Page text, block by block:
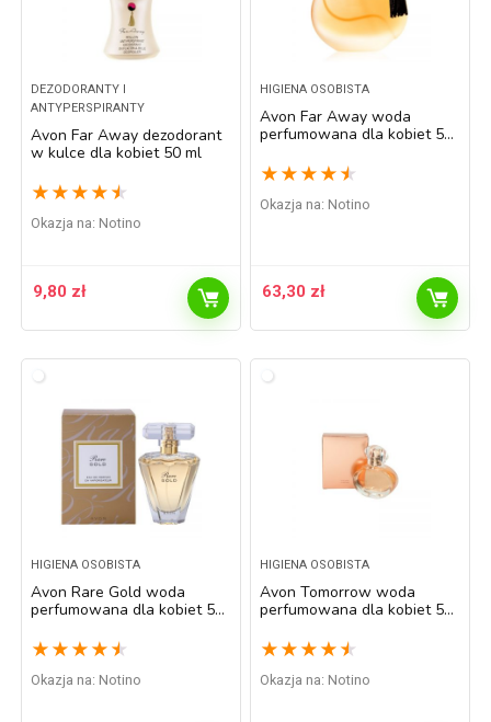
DEZODORANTY I
ANTYPERSPIRANTY
Avon Far Away dezodorant
w kulce dla kobiet 50 ml
★ ★ ★ ★ ★
Okazja na: Notino
9,80 zł
HIGIENA OSOBISTA
Avon Far Away woda
perfumowana dla kobiet 50
★ ★ ★ ★ ★
Okazja na: Notino
63,30 zł
HIGIENA OSOBISTA
Avon Rare Gold woda
perfumowana dla kobiet 50
★ ★ ★ ★ ★
Okazja na: Notino
HIGIENA OSOBISTA
Avon Tomorrow woda
perfumowana dla kobiet 50
★ ★ ★ ★ ★
Okazja na: Notino